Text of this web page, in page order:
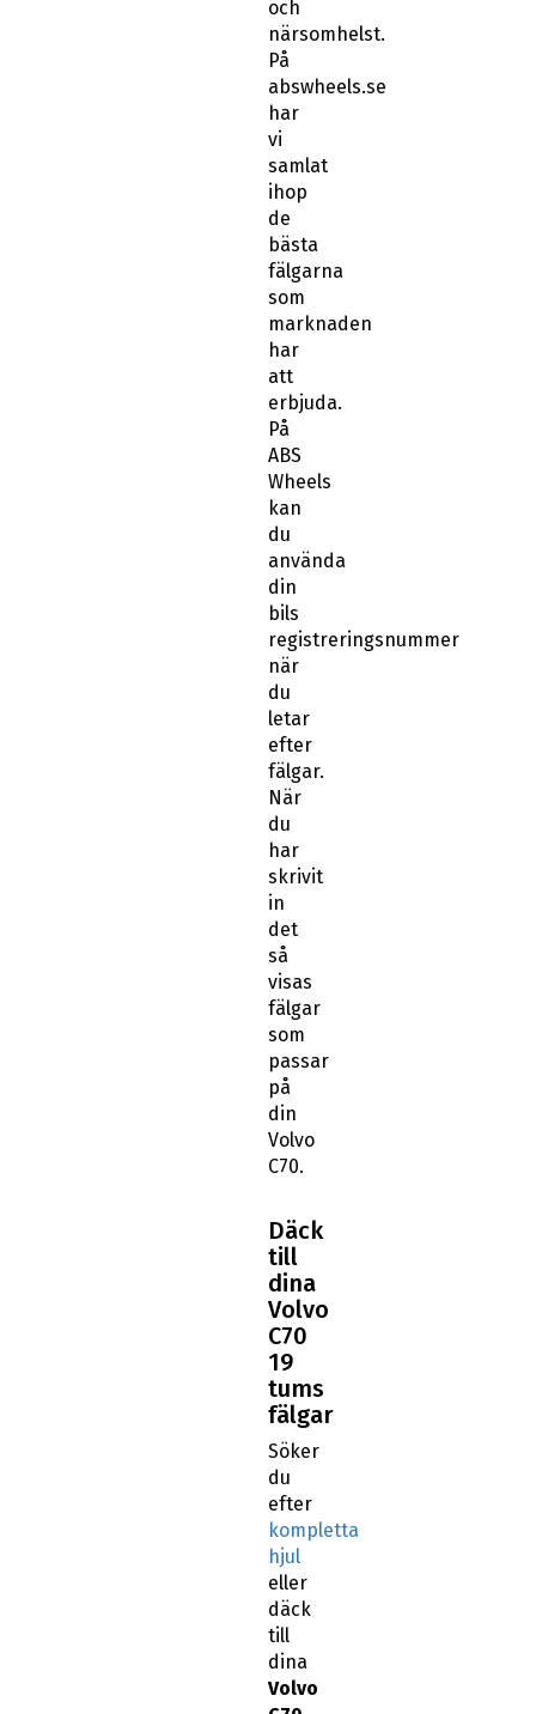
och
närsomhelst.
På
abswheels.se
har
vi
samlat
ihop
de
bästa
fälgarna
som
marknaden
har
att
erbjuda.
På
ABS
Wheels
kan
du
använda
din
bils
registreringsnummer
när
du
letar
efter
fälgar.
När
du
har
skrivit
in
det
så
visas
fälgar
som
passar
på
din
Volvo
C70.
Däck
till
dina
Volvo
C70
19
tums
fälgar
Söker
du
efter
kompletta
hjul
eller
däck
till
dina
Volvo